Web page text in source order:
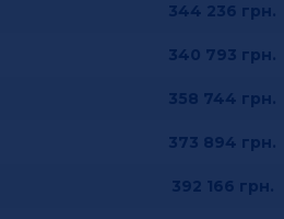
344 236 грн.
340 793 грн.
358 744 грн.
373 894 грн.
392 166 грн.